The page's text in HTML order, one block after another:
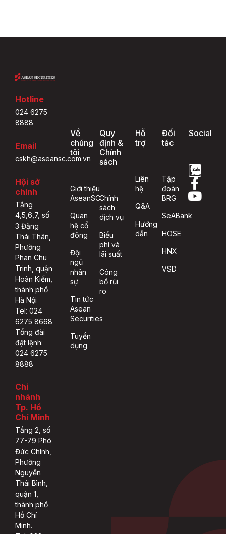
Hotline
024 6275
8888
Email
cskh@aseansc.com.vn
Hội sở
chính
Tầng
4,5,6,7, số
3 Đặng
Thái Thân,
Phường
Phan Chu
Trinh, quận
Hoàn Kiếm,
thành phố
Hà Nội
Tel: 024
6275 8668
Tổng đài
đặt lệnh:
024 6275
8888
Chi
nhánh
Tp. Hồ
Chí Minh
Tầng 2, số
77-79 Phó
Đức Chính,
Phường
Nguyễn
Thái Bình,
quận 1,
thành phố
Hồ Chí
Minh.
Về
chúng
tôi
Giới thiệu
AseanSC
Quan
hệ cổ
đông
Đội
ngũ
nhân
sự
Tin tức
Asean
Securities
Tuyển
dụng
Quy
định &
Chính
sách
Chính
sách
dịch vụ
Biểu
phí và
lãi suất
Công
bố rủi
ro
Hỗ
trợ
Liên
hệ
Q&A
Hướng
dẫn
Đối
tác
Tập
đoàn
BRG
SeABank
HOSE
HNX
VSD
Social